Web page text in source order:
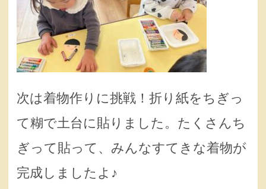
次は着物作りに挑戦！折り紙をちぎっ
て糊で土台に貼りました。たくさんち
ぎって貼って、みんなすてきな着物が
完成しましたよ♪